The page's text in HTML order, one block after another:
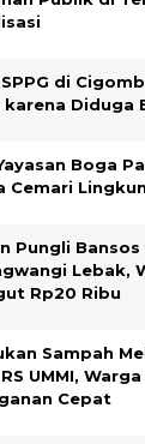
di
karena Diduga
Boga
Cemari
Pungli Bansos
Lebak,
Rp20 Ribu
Sampah
UMMI,
Cepat